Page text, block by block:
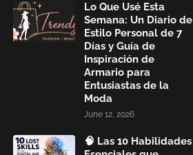
Lo Que Usé Esta
Semana: Un Diario de
Estilo Personal de 7
Días y Guía de
Inspiración de
Armario para
Entusiastas de la
Moda
June 12, 2026
🧠 Las 10 Habilidades